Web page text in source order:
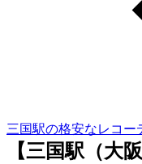
三国駅の格安なレコー
【三国駅（大